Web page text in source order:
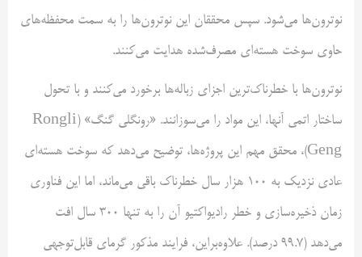
نوترون‌ها می‌شود. سپس محققان این نوترون‌ها را به سمت محفظه‌های
حاوی سوخت هسته‌ای مصرف‌شده هدایت می‌کنند.
نوترون‌ها با خطرناک‌ترین اجزای زباله‌ها برخورد می‌کنند و با تحول
ساختار اتمی آنها، این مواد را می‌سوزانند. «رونگلی گنگ» (Rongli
Geng)، محقق مهم این پروژه‌ها، توضیح می‌دهد که سوخت هسته‌ای
عادی نزدیک به ۱۰۰ هزار سال خطرناک باقی می‌ماند، اما این فناوری
زمان ذخیره‌سازی و خطر رادیواکتیو آن را به تنها ۳۰۰ سال افت
می‌دهد (۹۹.۷ درصد). علاوه‌براین، فرایند مذکور گرمای قابل‌توجهی